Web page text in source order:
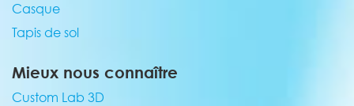
Casque
Tapis de sol
Mieux nous connaître
Custom Lab 3D